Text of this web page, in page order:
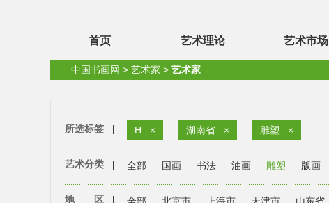
首页 艺术理论 艺术市场
中国书画网 > 艺术家 > 艺术家
所选标签 | H × 湖南省 × 雕塑 ×
艺术分类 | 全部 国画 书法 油画 雕塑 版画
地 区 |